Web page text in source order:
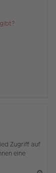
Zugriff auf
eine